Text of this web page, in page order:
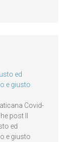
ed
e giusto
Covid-
post Il
ed
e giusto